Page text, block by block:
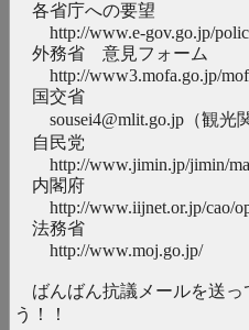
各省庁への要望
http://www.e-gov.go.jp/
外務省 意見フォーム
http://www3.mofa.go.jp/
国交省
sousei4@mlit.go.jp（観光
自民党
http://www.jimin.jp/jimin/
内閣府
http://www.iijnet.or.jp/cao/
法務省
http://www.moj.go.jp/
ばんばん抗議メールを送っ
う！！